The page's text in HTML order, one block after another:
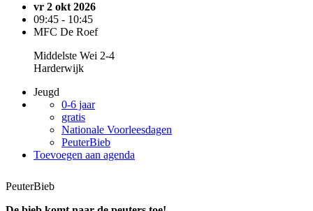
vr 2 okt 2026
09:45 - 10:45
MFC De Roef
Middelste Wei 2-4
Harderwijk
Jeugd
0-6 jaar
gratis
Nationale Voorleesdagen
PeuterBieb
Toevoegen aan agenda
PeuterBieb